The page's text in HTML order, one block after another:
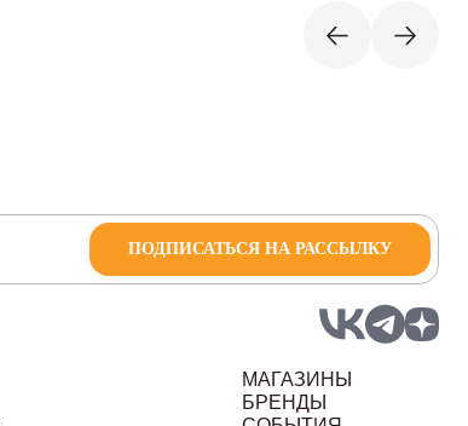
ПОДПИСАТЬСЯ НА РАССЫЛКУ
МАГАЗИНЫ
БРЕНДЫ